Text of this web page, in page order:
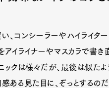
、コンシーラーやハイライタ
イライナーやマスカラで書き
ックは様々だが、最後は似た
る見た目に、ぞっとするのだ